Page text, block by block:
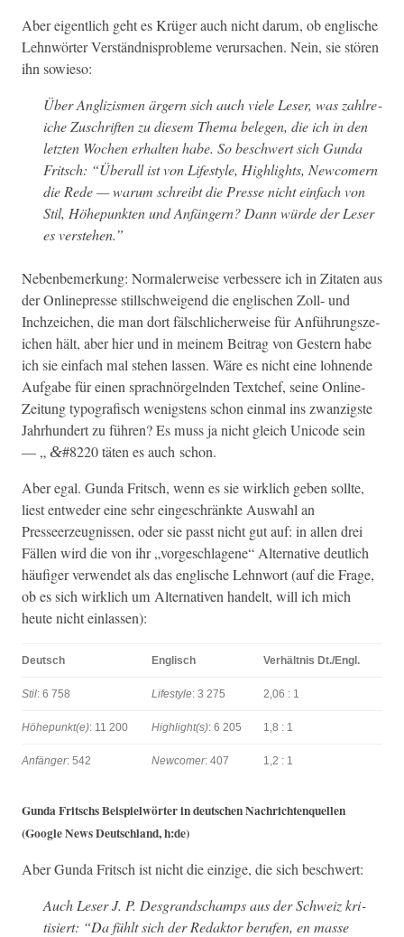
Aber eigentlich geht es Krüger auch nicht darum, ob englis­che
Lehn­wörter Ver­ständ­nis­prob­leme verur­sachen. Nein, sie stören
ihn sowieso:
Über Anglizis­men ärg­ern sich auch viele Leser, was zahlre­
iche Zuschriften zu diesem The­ma bele­gen, die ich in den
let­zten Wochen erhal­ten habe. So beschw­ert sich Gun­da
Fritsch: “Über­all ist von Lifestyle, High­lights, New­com­ern
die Rede — warum schreibt die Presse nicht ein­fach von
Stil, Höhep­unk­ten und Anfängern? Dann würde der Leser
es verstehen.”
Nebenbe­merkung: Nor­maler­weise verbessere ich in Zitat­en aus
der Online­presse stillschweigend die englis­chen Zoll- und
Inchze­ichen, die man dort fälschlicher­weise für Anführungsze­
ichen hält, aber hier und in meinem Beitrag von Gestern habe
ich sie ein­fach mal ste­hen lassen. Wäre es nicht eine lohnende
Auf­gabe für einen sprach­nörgel­nden Textchef, seine Online-
Zeitung typografisch wenig­stens schon ein­mal ins zwanzig­ste
Jahrhun­dert zu führen? Es muss ja nicht gle­ich Uni­code sein
— „ &#8220 täten es auch schon.
Aber egal. Gun­da Fritsch, wenn es sie wirk­lich geben sollte,
liest entwed­er eine sehr eingeschränk­te Auswahl an
Presseerzeug­nis­sen, oder sie passt nicht gut auf: in allen drei
Fällen wird die von ihr „vorgeschla­gene“ Alter­na­tive deut­lich
häu­figer ver­wen­det als das englis­che Lehn­wort (auf die Frage,
ob es sich wirk­lich um Alter­na­tiv­en han­delt, will ich mich
heute nicht einlassen):
Deutsch Englisch Ver­hält­nis Dt./Engl.
Stil: 6 758 Lifestyle: 3 275 2,06 : 1
Höhepunkt(e): 11 200 Highlight(s): 6 205 1,8 : 1
Anfänger: 542 New­com­er: 407 1,2 : 1
Gun­da Fritschs Beispiel­wörter in deutschen Nachricht­en­quellen
(Google News Deutsch­land, h:de)
Aber Gun­da Fritsch ist nicht die einzige, die sich beschwert:
Auch Leser J. P. Des­grand­schamps aus der Schweiz kri­
tisiert: “Da fühlt sich der Redak­tor berufen, en masse